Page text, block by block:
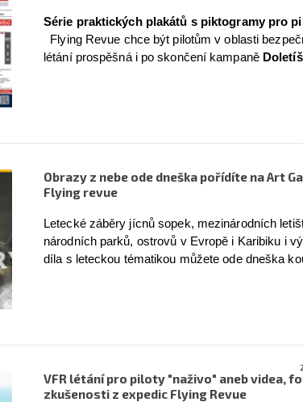
Série praktických plakátů s piktogramy pro
Flying Revue chce být pilotům v oblasti
létání prospěšná i po skončení kampaně
Obrazy z nebe ode dneška pořídíte na Art
Flying revue
Letecké záběry jícnů sopek, mezinárodních
národních parků, ostrovů v Evropě i Karibiku i
díla s leteckou tématikou můžete ode dneška
VFR létání pro piloty "naživo" aneb videa,
zkušenosti z expedic Flying Revue